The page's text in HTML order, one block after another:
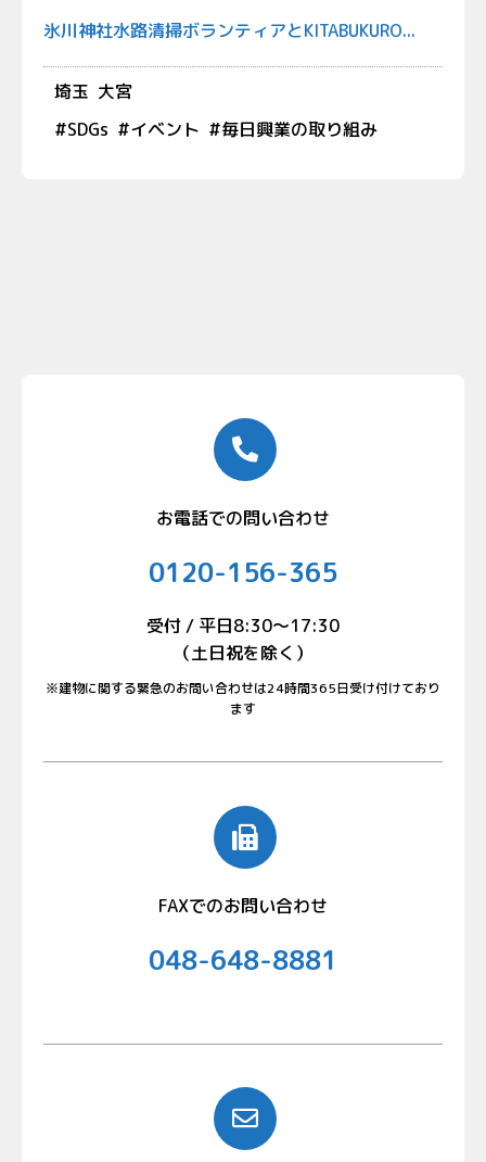
氷川神社水路清掃ボランティアとKITABUKURO...
埼玉 大宮
#SDGs #イベント #毎日興業の取り組み
お電話での問い合わせ
0120-156-365
受付 / 平日8:30〜17:30
（土日祝を除く）
※建物に関する緊急のお問い合わせは24時間365日受け付けており
ます
FAXでのお問い合わせ
048-648-8881